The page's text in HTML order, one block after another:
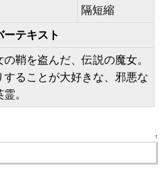
隔短縮
ーテキスト
鞘を盗んだ、伝説の魔女。
ることが大好きな、邪悪な
霊。
↑